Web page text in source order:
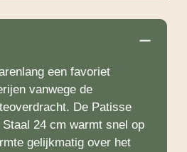
een favoriet
vanwege de
De Patisse
24 cm warmt snel op
gelijkmatig over het